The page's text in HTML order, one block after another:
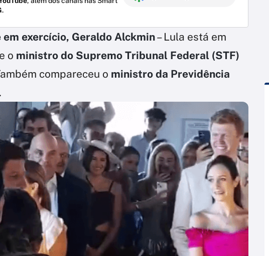
.
exercício, Geraldo Alckmin– Lula está em
o ministro do Supremo Tribunal Federal (STF)
compareceu o ministro da Previdência
.